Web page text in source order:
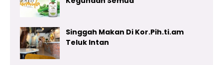
Singgah Makan Di Kor.Pih.ti.am
Teluk Intan